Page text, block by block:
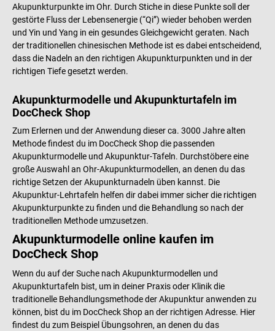
Akupunkturpunkte im Ohr. Durch Stiche in diese Punkte soll der
gestörte Fluss der Lebensenergie (“Qi”) wieder behoben werden
und Yin und Yang in ein gesundes Gleichgewicht geraten. Nach
der traditionellen chinesischen Methode ist es dabei entscheidend,
dass die Nadeln an den richtigen Akupunkturpunkten und in der
richtigen Tiefe gesetzt werden.
Akupunkturmodelle und Akupunkturtafeln im
DocCheck Shop
Zum Erlernen und der Anwendung dieser ca. 3000 Jahre alten
Methode findest du im DocCheck Shop die passenden
Akupunkturmodelle und Akupunktur-Tafeln. Durchstöbere eine
große Auswahl an Ohr-Akupunkturmodellen, an denen du das
richtige Setzen der Akupunkturnadeln üben kannst. Die
Akupunktur-Lehrtafeln helfen dir dabei immer sicher die richtigen
Akupunkturpunkte zu finden und die Behandlung so nach der
traditionellen Methode umzusetzen.
Akupunkturmodelle online kaufen im
DocCheck Shop
Wenn du auf der Suche nach Akupunkturmodellen und
Akupunkturtafeln bist, um in deiner Praxis oder Klinik die
traditionelle Behandlungsmethode der Akupunktur anwenden zu
können, bist du im DocCheck Shop an der richtigen Adresse. Hier
findest du zum Beispiel Übungsohren, an denen du das